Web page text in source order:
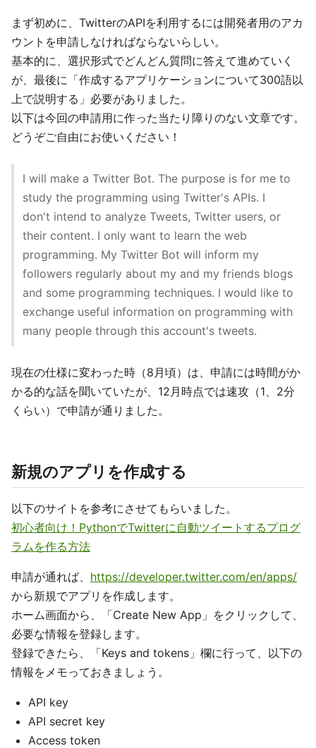
まず初めに、TwitterのAPIを利用するには開発者用のアカ
ウントを申請しなければならないらしい。
基本的に、選択形式でどんどん質問に答えて進めていく
が、最後に「作成するアプリケーションについて300語以
上で説明する」必要がありました。
以下は今回の申請用に作った当たり障りのない文章です。
どうぞご自由にお使いください！
I will make a Twitter Bot. The purpose is for me to
study the programming using Twitter's APIs. I
don't intend to analyze Tweets, Twitter users, or
their content. I only want to learn the web
programming. My Twitter Bot will inform my
followers regularly about my and my friends blogs
and some programming techniques. I would like to
exchange useful information on programming with
many people through this account's tweets.
現在の仕様に変わった時（8月頃）は、申請には時間がか
かる的な話を聞いていたが、12月時点では速攻（1、2分
くらい）で申請が通りました。
新規のアプリを作成する
以下のサイトを参考にさせてもらいました。
初心者向け！PythonでTwitterに自動ツイートするプログ
ラムを作る方法
申請が通れば、 https://developer.twitter.com/en/apps/
から新規でアプリを作成します。
ホーム画面から、「Create New App」をクリックして、
必要な情報を登録します。
登録できたら、「Keys and tokens」欄に行って、以下の
情報をメモっておきましょう。
API key
API secret key
Access token